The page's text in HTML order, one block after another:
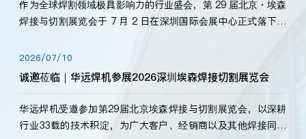
作为全球焊割领域极具影响力的行业盛会，第 29 届北京・埃森
焊接与切割展览会于 7 月 2 日在深圳国际会展中心正式落下帷
标准，持之以恒研发新产品、新技术。新老客户、行业伙伴、
海内外客户为目睹公司发布的新产…
2026/07/10
诚邀莅临｜华远焊机参展2026深圳埃森焊接切割展览会
华远焊机受邀参加第29届北京埃森焊接与切割展览会，以深耕
行业33载的技术积淀，为广大客户、经销商以及其他焊接同仁